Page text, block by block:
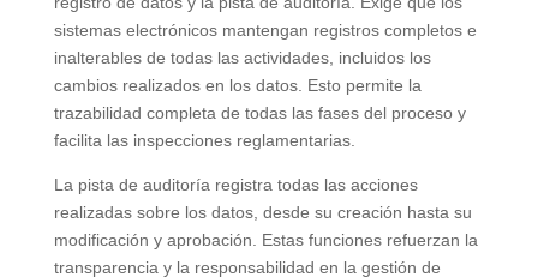
sistemas electrónicos mantengan registros completos e
inalterables de todas las actividades, incluidos los
cambios realizados en los datos. Esto permite la
trazabilidad completa de todas las fases del proceso y
facilita las inspecciones reglamentarias.
La pista de auditoría registra todas las acciones
realizadas sobre los datos, desde su creación hasta su
modificación y aprobación. Estas funciones refuerzan la
transparencia y la responsabilidad en la gestión de